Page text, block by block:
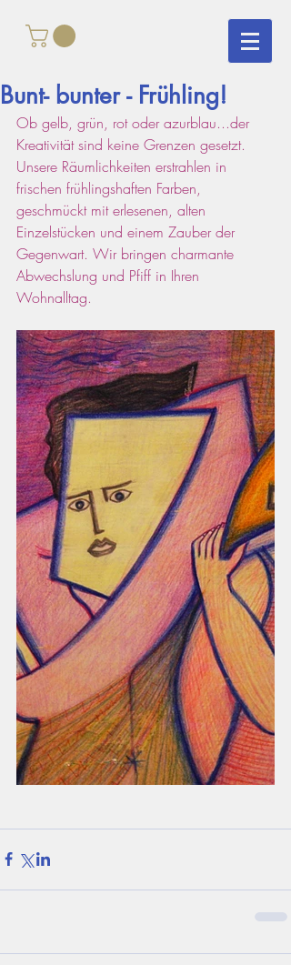
Bunt- bunter - Frühling!
Ob gelb, grün, rot oder azurblau...der
Kreativität sind keine Grenzen gesetzt.
Unsere Räumlichkeiten erstrahlen in
frischen frühlingshaften Farben,
geschmückt mit erlesenen, alten
Einzelstücken und einem Zauber der
Gegenwart. Wir bringen charmante
Abwechslung und Pfiff in Ihren
Wohnalltag.